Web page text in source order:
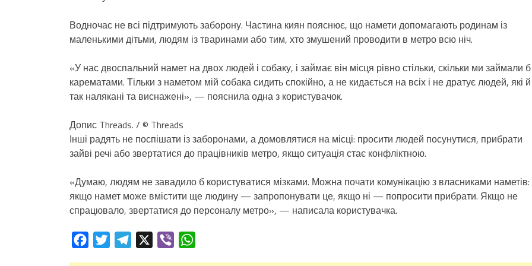
Водночас не всі підтримують заборону. Частина киян пояснює, що намети допомагають родинам із
маленькими дітьми, людям із тваринами або тим, хто змушений проводити в метро всю ніч.
«У нас двоспальний намет на двох людей і собаку, і займає він місця рівно стільки, скільки ми займали б
карематами. Тільки з наметом мій собака сидить спокійно, а не кидається на всіх і не дратує людей, які й
так налякані та виснажені», — пояснила одна з користувачок.
Допис Threads. / © Threads
Інші радять не поспішати із заборонами, а домовлятися на місці: просити людей посунутися, прибрати
зайві речі або звертатися до працівників метро, якщо ситуація стає конфліктною.
«Думаю, людям не завадило б користуватися мізками. Можна почати комунікацію з власниками наметів:
якщо намет може вмістити ще людину — запропонувати це, якщо ні — попросити прибрати. Якщо не
спрацювало, звертатися до персоналу метро», — написала користувачка.
FacebookTwitterTelegram Viber